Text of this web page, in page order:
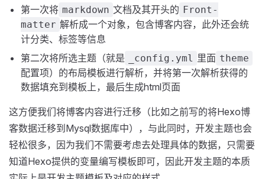
第一次将 markdown 文档及其开头的 Front-
matter 解析成一个对象，包含博客内容，此外还会统
计分类、标签等信息
第二次将所选主题（就是
_config.yml 里面 theme
配置项）的布局模板进行解析，并将第一次解析获得的
数据填充到模板上，最后生成html页面
这方便我们将博客内容进行迁移（比如之前写的将Hexo博
客数据迁移到Mysql数据库中），与此同时，开发主题也会
轻松很多，因为我们不需要考虑去处理具体的数据，只需要
知道Hexo提供的变量编写模板即可，因此开发主题的本质